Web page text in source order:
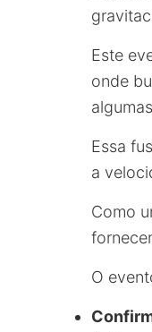
Este
onde
Essa
a
Como
O